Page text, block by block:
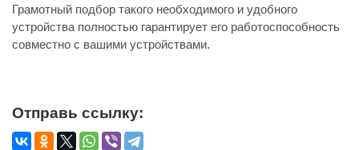
Грамотный подбор такого необходимого и удобного
устройства полностью гарантирует его работоспособность
совместно с вашими устройствами.
Отправь ссылку: